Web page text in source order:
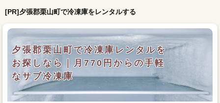
[PR]夕張郡栗山町で冷凍庫をレンタルする
夕張郡栗山町で冷凍庫レンタルを
お探しなら｜月770円からの手軽
なサブ冷凍庫